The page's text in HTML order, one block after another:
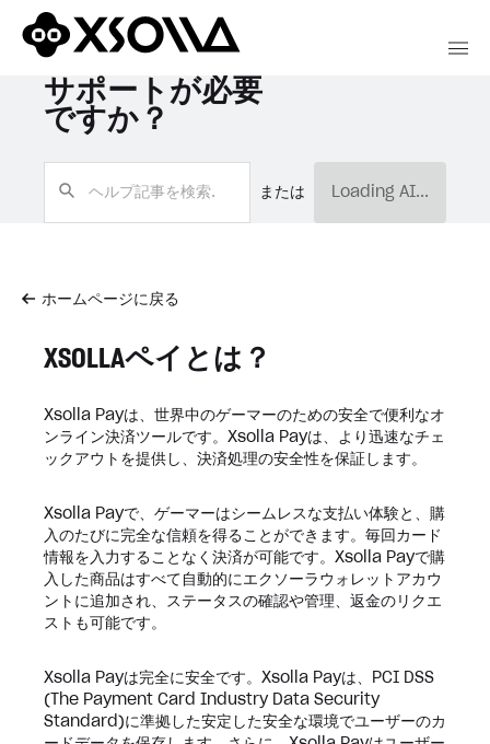
サポートが必要
ですか？
または Loading AI...
ホームページに戻る
XSOLLAペイとは？
Xsolla Payは、世界中のゲーマーのための安全で便利なオ
ンライン決済ツールです。Xsolla Payは、より迅速なチェ
ックアウトを提供し、決済処理の安全性を保証します。
Xsolla Payで、ゲーマーはシームレスな支払い体験と、購
入のたびに完全な信頼を得ることができます。毎回カード
情報を入力することなく決済が可能です。Xsolla Payで購
入した商品はすべて自動的にエクソーラウォレットアカウ
ントに追加され、ステータスの確認や管理、返金のリクエ
ストも可能です。
Xsolla Payは完全に安全です。Xsolla Payは、PCI DSS
(The Payment Card Industry Data Security
Standard)に準拠した安定した安全な環境でユーザーのカ